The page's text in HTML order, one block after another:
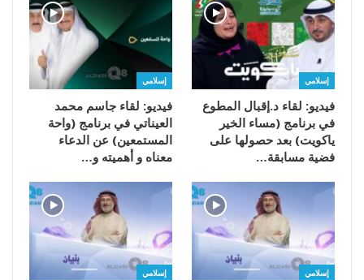
إسلامي
فيديو: لقاء د.إقبال المطوع
في برنامج (مساء الخير
ياكويت) بعد حصولها على
فضية مسابقة…
إسلامي
فيديو: لقاء جاسم محمد
العيناتي في برنامج (واحة
المستمعين) عن الدعاء
معناه و أهميته و…
إسلامي إسلامي